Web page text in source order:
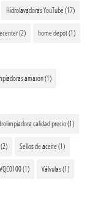
Hidrolavadoras YouTube(17)
(2) home depot(1)
amazon(1)
calidad precio(1)
Sellos de aceite(1)
VQC0100(1) Válvulas(1)